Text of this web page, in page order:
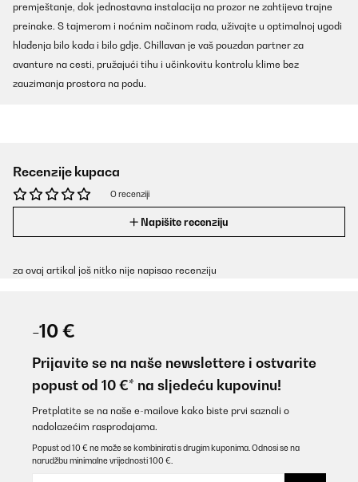
premještanje, dok jednostavna instalacija na prozor ne zahtijeva trajne
preinake. S tajmerom i noćnim načinom rada, uživajte u optimalnoj ugodi
hlađenja bilo kada i bilo gdje. Chillavan je vaš pouzdan partner za
avanture na cesti, pružajući tihu i učinkovitu kontrolu klime bez
zauzimanja prostora na podu.
Recenzije kupaca
O recenziji
Napišite recenziju
za ovaj artikal još nitko nije napisao recenziju
-10 €
Prijavite se na naše newslettere i ostvarite
popust od 10 €* na sljedeću kupovinu!
Pretplatite se na naše e-mailove kako biste prvi saznali o
nadolazećim rasprodajama.
Popust od 10 € ne može se kombinirati s drugim kuponima. Odnosi se na
narudžbu minimalne vrijednosti 100 €.